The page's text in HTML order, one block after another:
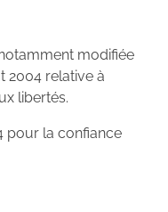
modifiée
2004 relative à
libertés.
pour la confiance